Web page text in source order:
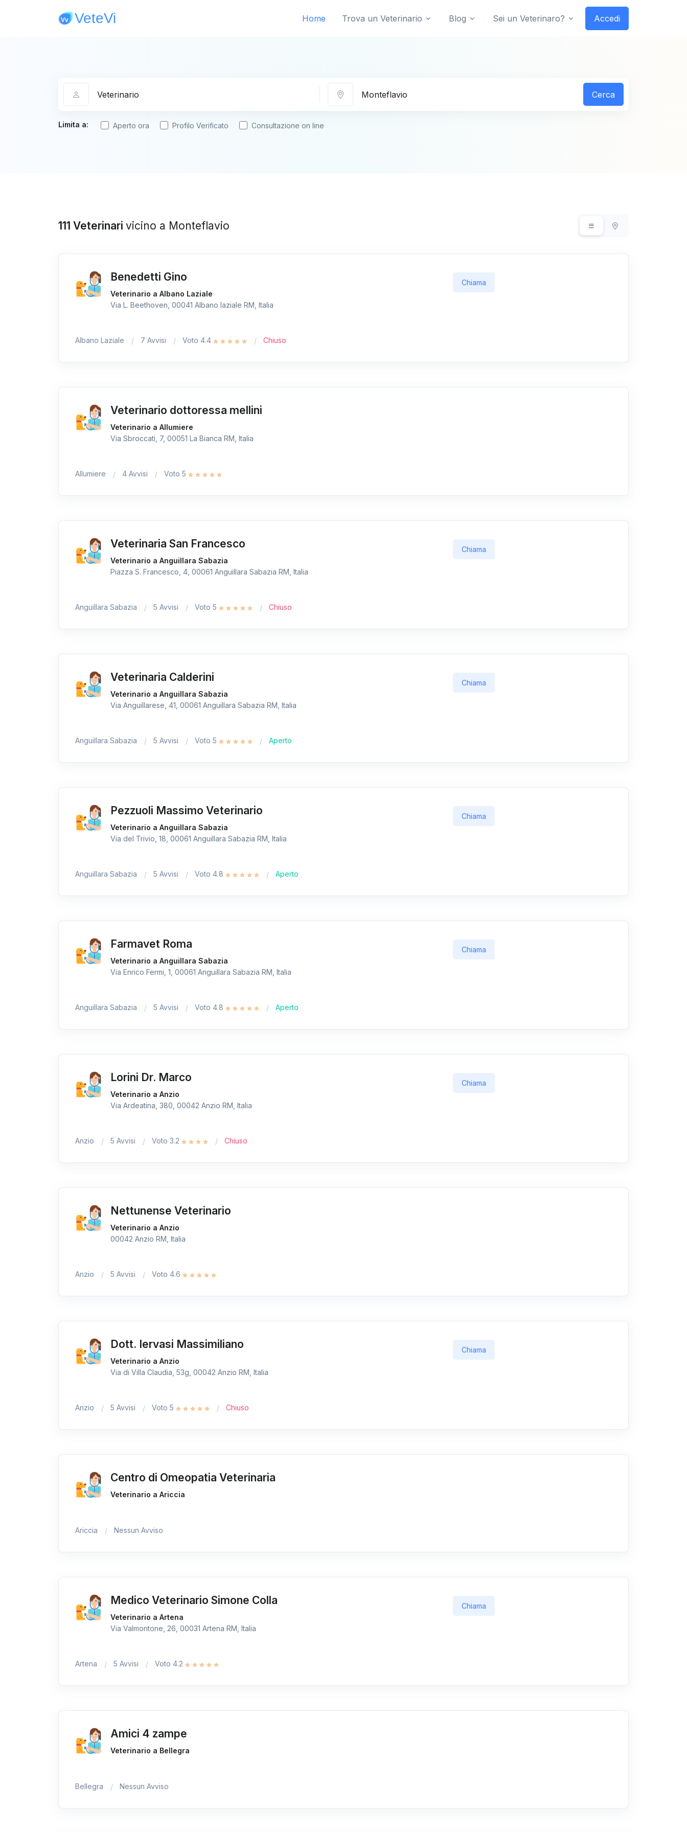
Home Trova un Veterinario Blog Sei un Veterinaro? Accedi
Cerca
Limita a: Aperto ora Profilo Verificato Consultazione on line
111 Veterinari vicino a Monteflavio
Benedetti Gino
Veterinario a Albano Laziale
Via L. Beethoven, 00041 Albano laziale RM, Italia
Chiama
Albano Laziale 7 Avvisi Voto 4.4 Chiuso
Veterinario dottoressa mellini
Veterinario a Allumiere
Via Sbroccati, 7, 00051 La Bianca RM, Italia
Allumiere 4 Avvisi Voto 5
Veterinaria San Francesco
Veterinario a Anguillara Sabazia
Piazza S. Francesco, 4, 00061 Anguillara Sabazia RM, Italia
Chiama
Anguillara Sabazia 5 Avvisi Voto 5 Chiuso
Veterinaria Calderini
Veterinario a Anguillara Sabazia
Via Anguillarese, 41, 00061 Anguillara Sabazia RM, Italia
Chiama
Anguillara Sabazia 5 Avvisi Voto 5 Aperto
Pezzuoli Massimo Veterinario
Veterinario a Anguillara Sabazia
Via del Trivio, 18, 00061 Anguillara Sabazia RM, Italia
Chiama
Anguillara Sabazia 5 Avvisi Voto 4.8 Aperto
Farmavet Roma
Veterinario a Anguillara Sabazia
Via Enrico Fermi, 1, 00061 Anguillara Sabazia RM, Italia
Chiama
Anguillara Sabazia 5 Avvisi Voto 4.8 Aperto
Lorini Dr. Marco
Veterinario a Anzio
Via Ardeatina, 380, 00042 Anzio RM, Italia
Chiama
Anzio 5 Avvisi Voto 3.2 Chiuso
Nettunense Veterinario
Veterinario a Anzio
00042 Anzio RM, Italia
Anzio 5 Avvisi Voto 4.6
Dott. Iervasi Massimiliano
Veterinario a Anzio
Via di Villa Claudia, 53g, 00042 Anzio RM, Italia
Chiama
Anzio 5 Avvisi Voto 5 Chiuso
Centro di Omeopatia Veterinaria
Veterinario a Ariccia
Ariccia Nessun Avviso
Medico Veterinario Simone Colla
Veterinario a Artena
Via Valmontone, 26, 00031 Artena RM, Italia
Chiama
Artena 5 Avvisi Voto 4.2
Amici 4 zampe
Veterinario a Bellegra
Bellegra Nessun Avviso